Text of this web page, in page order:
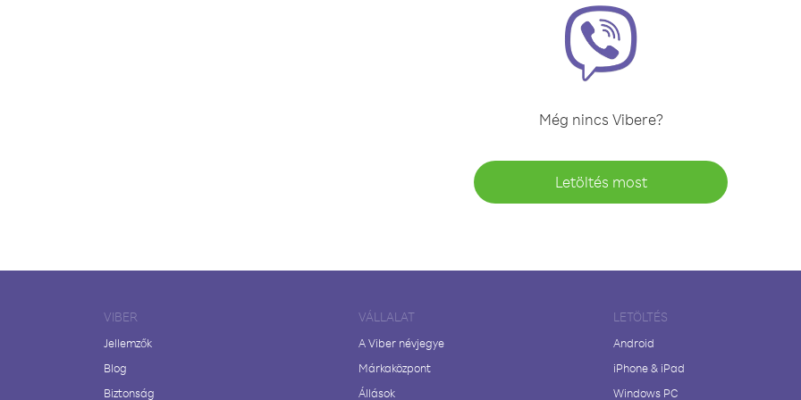
Még nincs Vibere?
Letöltés most
VIBER
Jellemzők
Blog
Biztonság
VÁLLALAT
A Viber névjegye
Márkaközpont
Állások
LETÖLTÉS
Android
iPhone & iPad
Windows PC